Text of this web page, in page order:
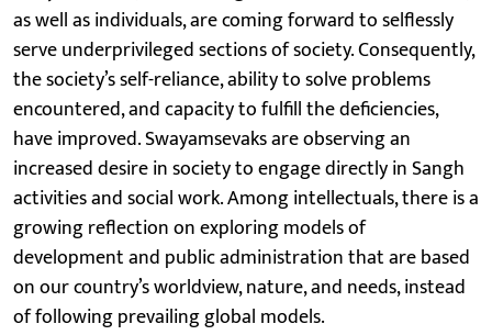
as well as individuals, are coming forward to selflessly
serve underprivileged sections of society. Consequently,
the society’s self-reliance, ability to solve problems
encountered, and capacity to fulfill the deficiencies,
have improved. Swayamsevaks are observing an
increased desire in society to engage directly in Sangh
activities and social work. Among intellectuals, there is a
growing reflection on exploring models of
development and public administration that are based
on our country’s worldview, nature, and needs, instead
of following prevailing global models.